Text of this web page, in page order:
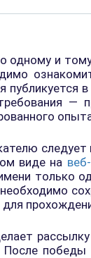
и
—
виде на
только